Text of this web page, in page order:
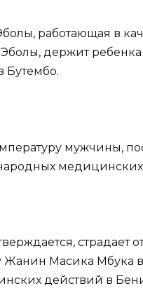
работающая в
держит
Бутембо.
мужчины,
страдает
Масика Мбука
действий в